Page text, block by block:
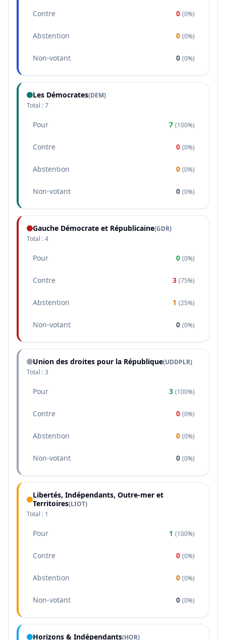
Contre 0 (0%)
Abstention 0 (0%)
Non-votant 0 (0%)
Les Démocrates(DEM)
Total :7
Pour 7 (100%)
Contre 0 (0%)
Abstention 0 (0%)
Non-votant 0 (0%)
Gauche Démocrate et Républicaine(GDR)
Total :4
Pour 0 (0%)
Contre 3 (75%)
Abstention 1 (25%)
Non-votant 0 (0%)
Union des droites pour la République(UDDPLR)
Total :3
Pour 3 (100%)
Contre 0 (0%)
Abstention 0 (0%)
Non-votant 0 (0%)
Libertés, Indépendants, Outre-mer et
Territoires(LIOT)
Total : 1
Pour 1 (100%)
Contre 0 (0%)
Abstention 0 (0%)
Non-votant 0 (0%)
Horizons & Indépendants(HOR)